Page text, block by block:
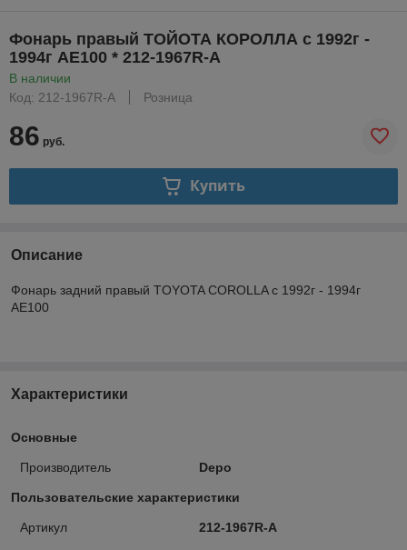
Фонарь правый ТОЙОТА КОРОЛЛА с 1992г -
1994г АE100 * 212-1967R-A
В наличии
Код: 212-1967R-A
Розница
86 руб.
Купить
Описание
Фонарь задний правый TOYOTA COROLLA с 1992г - 1994г
AE100
Характеристики
Основные
Производитель Depo
Пользовательские характеристики
Артикул
212-1967R-A